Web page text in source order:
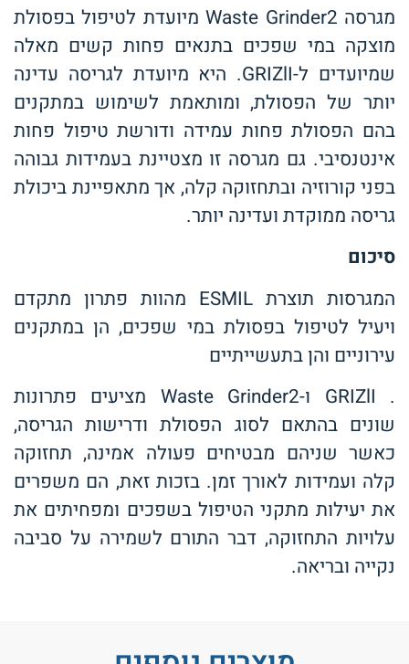
מגרסה Waste Grinder2 מיועדת לטיפול בפסולת
מוצקה במי שפכים בתנאים פחות קשים מאלה
שמיועדים ל-GRIZlI. היא מיועדת לגריסה עדינה
יותר של הפסולת, ומותאמת לשימוש במתקנים
בהם הפסולת פחות עמידה ודורשת טיפול פחות
אינטנסיבי. גם מגרסה זו מצטיינת בעמידות גבוהה
בפני קורוזיה ובתחזוקה קלה, אך מתאפיינת ביכולת
גריסה ממוקדת ועדינה יותר.
סיכום
המגרסות תוצרת ESMIL מהוות פתרון מתקדם
ויעיל לטיפול בפסולת במי שפכים, הן במתקנים
עירוניים והן בתעשייתיים
. GRIZlI ו-Waste Grinder2 מציעים פתרונות
שונים בהתאם לסוג הפסולת ודרישות הגריסה,
כאשר שניהם מבטיחים פעולה אמינה, תחזוקה
קלה ועמידות לאורך זמן. בזכות זאת, הם משפרים
את יעילות מתקני הטיפול בשפכים ומפחיתים את
עלויות התחזוקה, דבר התורם לשמירה על סביבה
נקייה ובריאה.